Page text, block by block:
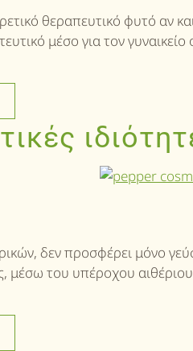
θεραπευτικό φυτό αν
μέσο για τον
δεν προσφέρει μόνο
μέσω του υπέροχου